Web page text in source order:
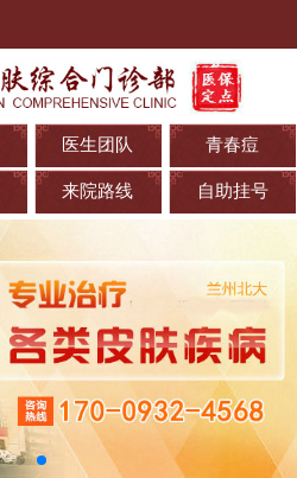
医生团队 青春痘
来院路线 自助挂号